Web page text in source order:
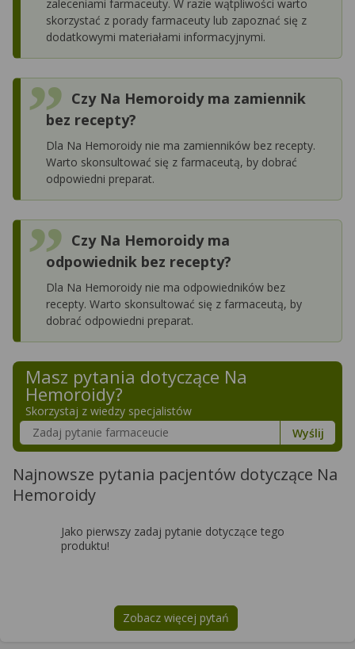
zaleceniami farmaceuty. W razie wątpliwości warto
skorzystać z porady farmaceuty lub zapoznać się z
dodatkowymi materiałami informacyjnymi.
Czy Na Hemoroidy ma zamiennik
bez recepty?
Dla Na Hemoroidy nie ma zamienników bez recepty.
Warto skonsultować się z farmaceutą, by dobrać
odpowiedni preparat.
Czy Na Hemoroidy ma
odpowiednik bez recepty?
Dla Na Hemoroidy nie ma odpowiedników bez
recepty. Warto skonsultować się z farmaceutą, by
dobrać odpowiedni preparat.
Masz pytania dotyczące Na
Hemoroidy?
Skorzystaj z wiedzy specjalistów
Szukaj w poradnikach o zdrowiu
Wyślij
Najnowsze pytania pacjentów dotyczące Na
Hemoroidy
Jako pierwszy zadaj pytanie dotyczące tego
produktu!
Zobacz więcej pytań
na tematNa Hemoroidy